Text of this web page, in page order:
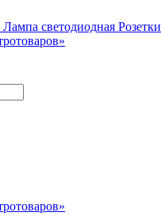
Лампа светодиодная Розетки